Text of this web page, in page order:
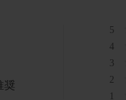
奨
5
4
3
2